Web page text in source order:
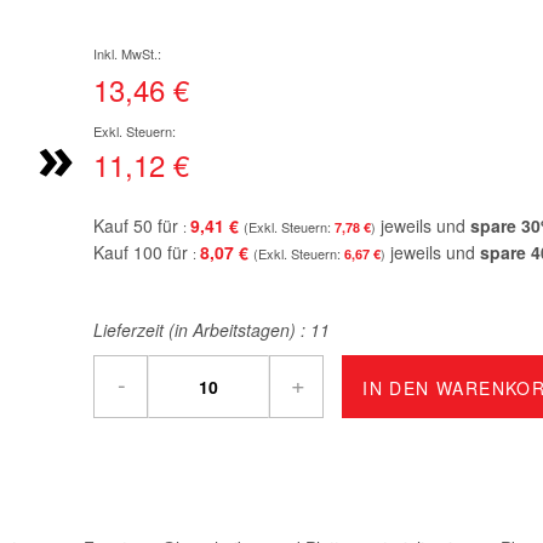
»
13,46 €
11,12 €
Kauf 50 für 9,41 € 7,78 € jeweils und spare 30
Kauf 100 für 8,07 € 6,67 € jeweils und spare
Lieferzeit (in Arbeitstagen) : 11
- + IN DEN